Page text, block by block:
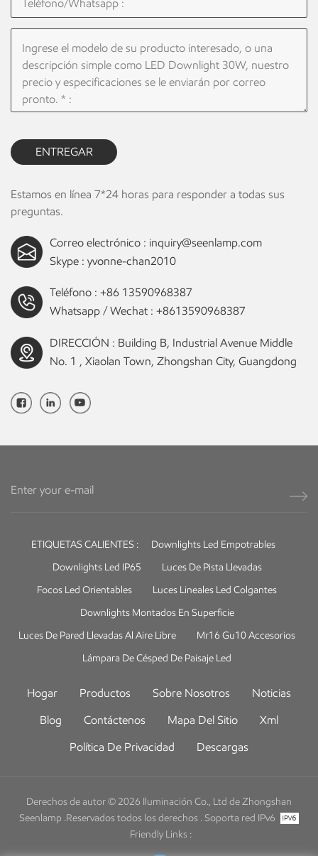
ENTREGAR
Estamos en línea 7*24 horas para responder a todas sus
preguntas.
Correo electrónico : inquiry@seenlamp.com
Skype : yvonne-chan2010
Teléfono : +86 13590968387
Whatsapp / Wechat : +8613590968387
DIRECCIÓN : Building B, Industrial Avenue Middle
No. 1 , Xiaolan Town, Zhongshan City, Guangdong
ETIQUETAS CALIENTES :
Downlights Led Empotrables
Downlights Led IP65
Luces De Pista Llevadas
Focos Led Orientables
Luces Lineales Led Colgantes
Downlights Montados En Superficie
Luces De Pared Llevadas Al Aire Libre
Mr16 Gu10 Accesorios
Lámpara De Césped De Paisaje Led
Hogar Productos Sobre Nosotros
Noticias
Blog
Contáctenos Mapa Del Sitio
Xml
Política De Privacidad
Descargas
Derechos de autor © 2026 Iluminación Co., Ltd de Zhongshan
Seenlamp .Reservados todos los derechos . Soporta red IPv6
Friendly Links :